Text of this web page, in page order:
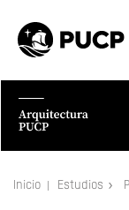
Inicio Estudios